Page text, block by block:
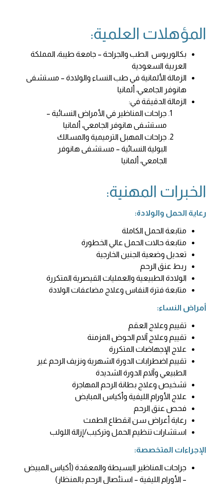
المؤهلات العلمية:
بكالوريوس الطب والجراحة – جامعة طيبة، المملكة
العربية السعودية
الزمالة الألمانية في طب النساء والولادة – مستشفى
هانوفر الجامعي، ألمانيا
الزمالة الدقيقة في:
جراحات المناظير في الأمراض النسائية –
مستشفى هانوفر الجامعي، ألمانيا
جراحات المهبل الترميمية والمسالك
البولية النسائية – مستشفى هانوفر
الجامعي، ألمانيا
الخبرات المهنية:
رعاية الحمل والولادة:
متابعة الحمل الكاملة
متابعة حالات الحمل عالي الخطورة
تعديل وضعية الجنين الخارجية
ربط عنق الرحم
الولادة الطبيعية والعمليات القيصرية المتكررة
متابعة فترة النفاس وعلاج مضاعفات الولادة
أمراض النساء:
تقييم وعلاج العقم
تقييم وعلاج آلام الحوض المزمنة
علاج الإجهاضات المتكررة
تقييم اضطرابات الدورة الشهرية ونزيف الرحم غير
الطبيعي وآلام الدورة الشديدة
تشخيص وعلاج بطانة الرحم المهاجرة
علاج الأورام الليفية وأكياس المبايض
فحص عنق الرحم
رعاية أعراض سن انقطاع الطمث
استشارات تنظيم الحمل وتركيب/إزالة اللولب
الإجراءات المتخصصة:
جراحات المناظير البسيطة والمعقدة (أكياس المبيض
– الأورام الليفية – استئصال الرحم بالمنظار)